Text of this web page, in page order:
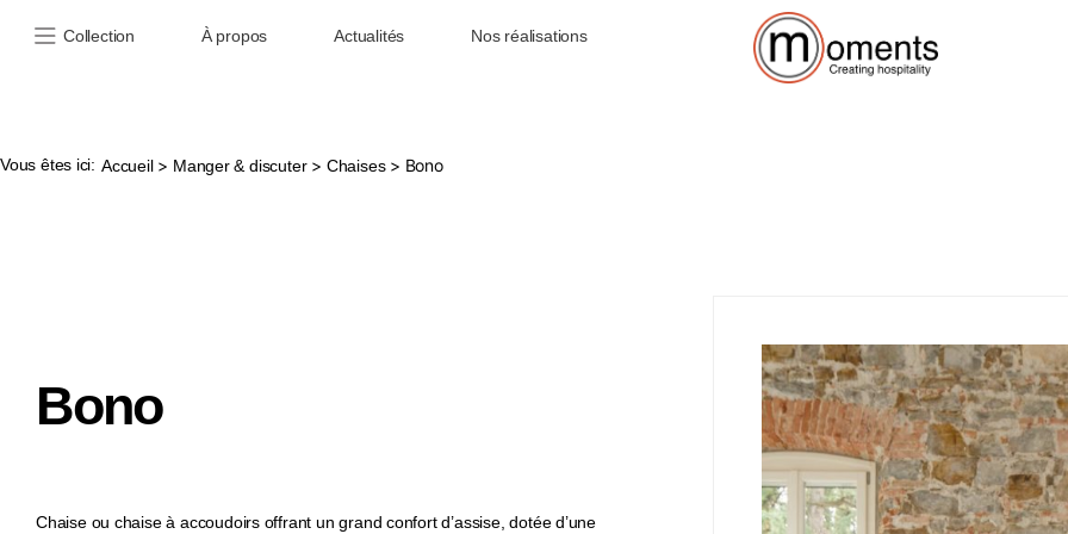
Collection À propos Actualités Nos réalisations
Vous êtes ici: Accueil> Manger & discuter> Chaises> Bono
Bono
Chaise ou chaise à accoudoirs offrant un grand confort d’assise, dotée d’une